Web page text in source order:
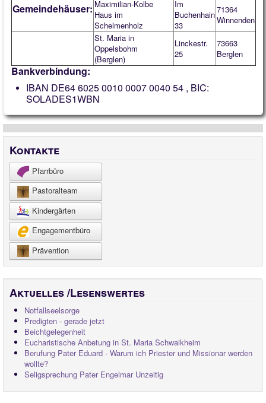
Gemeindehäuser: Maximilian-Kolbe
Haus im
Schelmenholz
Im
Buchenhain
33
71364
Winnenden
St. Maria in
Oppelsbohm
(Berglen)
Linckestr.
25
73663
Berglen
Bankverbindung:
IBAN DE64 6025 0010 0007 0040 54 , BIC:
SOLADES1WBN
Kontakte
Pfarrbüro
Pastoralteam
Kindergärten
Engagementbüro
Prävention
Aktuelles /Lesenswertes
Notfallseelsorge
Predigten - gerade jetzt
Beichtgelegenheit
Eucharistische Anbetung in St. Maria Schwaikheim
Berufung Pater Eduard - Warum ich Priester und Missionar werden
wollte?
Seligsprechung Pater Engelmar Unzeitig